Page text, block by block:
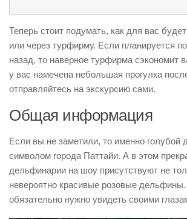
Теперь стоит подумать, как для вас
или через турфирму. Если планируется
назад, то наверное турфирма сэкономит
у вас намечена небольшая прогулка
отправляйтесь на экскурсию сами.
Общая информация
Если вы не заметили, то именно голубой
символом города Паттайи. А в этом
дельфинарии на шоу присутствуют не
невероятно красивые розовые
обязательно нужно увидеть своими